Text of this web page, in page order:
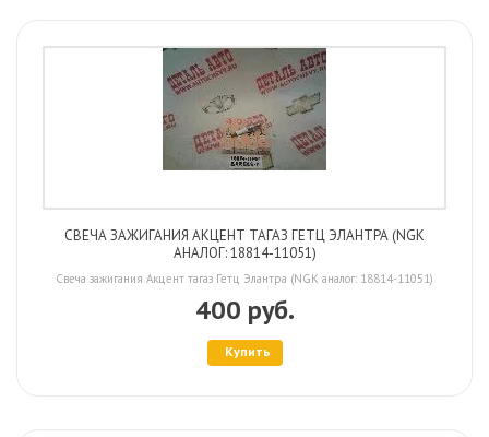
СВЕЧА ЗАЖИГАНИЯ АКЦЕНТ ТАГАЗ ГЕТЦ ЭЛАНТРА (NGK
АНАЛОГ: 18814-11051)
Свеча зажигания Акцент тагаз Гетц Элантра (NGK аналог: 18814-11051)
400 руб.
Купить